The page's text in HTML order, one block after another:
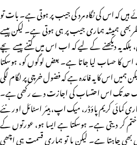
کہ اس کی نگاہ مرد کی جیب پر ہوتی ہے۔ بات تو
ہمیشہ ہماری جیب پر ہی ہوتی ہے۔ لیکن پیسے
یہ دیکھنے کے لیے کہ اب اس میں کتنے پیسے بچے
اس کا حساب لیا جاتا ہے۔ بعض لوگوں کو، ہوسکتا
اس کا یہ فائدہ ہے کہ فضول خرچی پر لگام لگی
حد تک اس احتساب کی اجازت دے رکھی ہے۔
کمائی کریم پاؤڈر، میک اپ، ہیئر اسٹائل اور نئے
کر دیتی ہے۔ ہوسکتا ہے ایسا ہو، عورتوں کے
بھی چاہتا ہے۔ لیکن یا تو ہماری قسمت ہی اچھی